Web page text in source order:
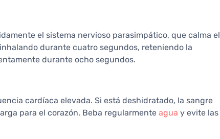
el sistema nervioso parasimpático, que calma el
durante cuatro segundos, reteniendo la
durante ocho segundos.
cardíaca elevada. Si está deshidratado, la sangre
para el corazón. Beba regularmente agua y evite las